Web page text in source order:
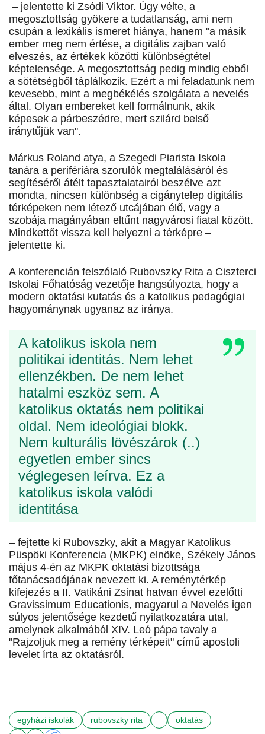
– jelentette ki Zsódi Viktor. Úgy vélte, a
megosztottság gyökere a tudatlanság, ami nem
csupán a lexikális ismeret hiánya, hanem "a másik
ember meg nem értése, a digitális zajban való
elveszés, az értékek közötti különbségtétel
képtelensége. A megosztottság pedig mindig ebből
a sötétségből táplálkozik. Ezért a mi feladatunk nem
kevesebb, mint a megbékélés szolgálata a nevelés
által. Olyan embereket kell formálnunk, akik
képesek a párbeszédre, mert szilárd belső
iránytűjük van".
Márkus Roland atya, a Szegedi Piarista Iskola
tanára a perifériára szorulók megtalálásáról és
segítéséről átélt tapasztalatairól beszélve azt
mondta, nincsen különbség a cigánytelep digitális
térképeken nem létező utcájában élő, vagy a
szobája magányában eltűnt nagyvárosi fiatal között.
Mindkettőt vissza kell helyezni a térképre –
jelentette ki.
A konferencián felszólaló Rubovszky Rita a Ciszterci
Iskolai Főhatóság vezetője hangsúlyozta, hogy a
modern oktatási kutatás és a katolikus pedagógiai
hagyománynak ugyanaz az iránya.
A katolikus iskola nem
politikai identitás. Nem lehet
ellenzékben. De nem lehet
hatalmi eszköz sem. A
katolikus oktatás nem politikai
oldal. Nem ideológiai blokk.
Nem kulturális lövészárok (..)
egyetlen ember sincs
véglegesen leírva. Ez a
katolikus iskola valódi
identitása
– fejtette ki Rubovszky, akit a Magyar Katolikus
Püspöki Konferencia (MKPK) elnöke, Székely János
május 4-én az MKPK oktatási bizottsága
főtanácsadójának nevezett ki. A reménytérkép
kifejezés a II. Vatikáni Zsinat hatvan évvel ezelőtti
Gravissimum Educationis, magyarul a Nevelés igen
súlyos jelentősége kezdetű nyilatkozatára utal,
amelynek alkalmából XIV. Leó pápa tavaly a
"Rajzoljuk meg a remény térképeit" című apostoli
levelet írta az oktatásról.
egyházi iskolák rubovszky rita oktatás